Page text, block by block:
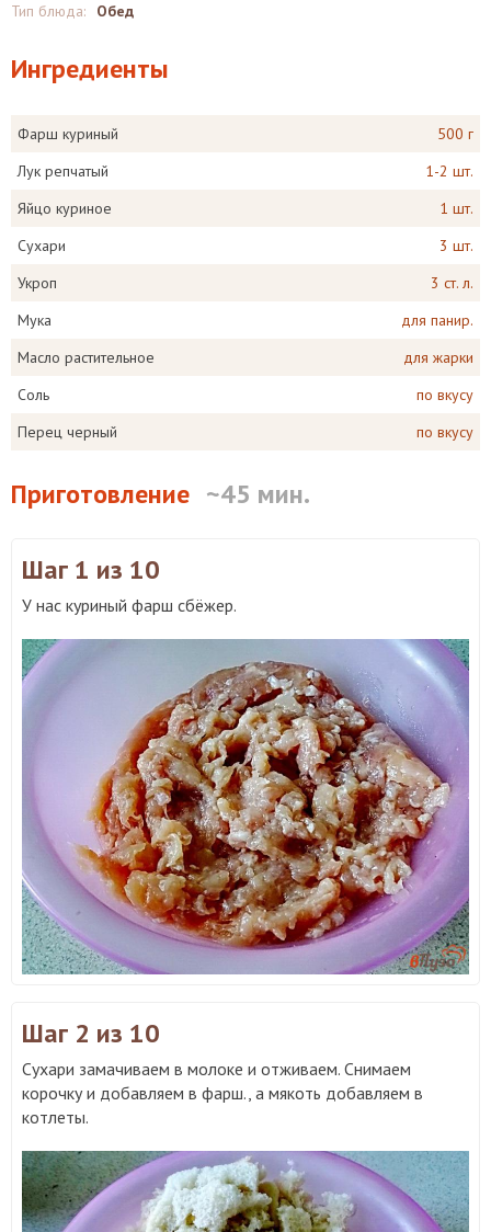
Тип блюда:
Обед
Ингредиенты
Фарш куриный
500 г
Лук репчатый
1-2 шт.
Яйцо куриное
1 шт.
Сухари
3 шт.
Укроп
3 ст. л.
Мука
для панир.
Масло растительное
для жарки
Соль
по вкусу
Перец черный
по вкусу
Приготовление ~45 мин.
Шаг 1 из 10
У нас куриный фарш сбёжер.
Шаг 2 из 10
Сухари замачиваем в молоке и отживаем. Снимаем
корочку и добавляем в фарш., а мякоть добавляем в
котлеты.